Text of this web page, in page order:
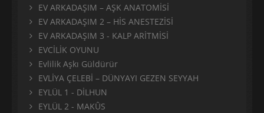
EV ARKADAŞIM – AŞK ANATOMİSİ
EV ARKADAŞIM 2 – HİS ANESTEZİSİ
EV ARKADAŞIM 3 - KALP ARİTMİSİ
EVCİLİK OYUNU
Evlilik Aşkı Güldürür
EVLİYA ÇELEBİ – DÜNYAYI GEZEN SEYYAH
EYLÜL 1 - DİLHUN
EYLÜL 2 - MAKÛS